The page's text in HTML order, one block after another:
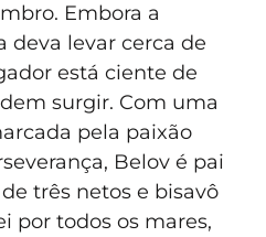
Embora a
deva levar cerca de
está ciente de
surgir. Com uma
pela paixão
Belov é pai
três netos e bisavô
por todos os mares,